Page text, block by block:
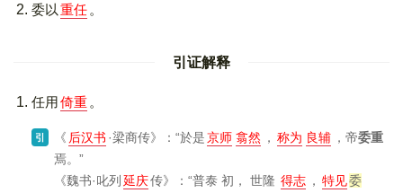
委以 重任 。
引证解释
任用倚重 。
引 《 后汉书 ·梁商传》 ：“於是京师 翕然 ， 称为 良辅 ，帝委重
焉。”
《魏书·叱列延庆传》 ：“普泰 初， 世隆 得志 ， 特见委